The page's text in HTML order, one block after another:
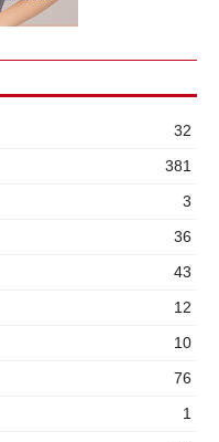
32
381
3
36
43
12
10
76
1